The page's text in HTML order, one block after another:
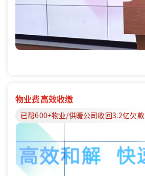
物业费高效收缴
已帮600+物业/供暖公司收回3.2亿欠款